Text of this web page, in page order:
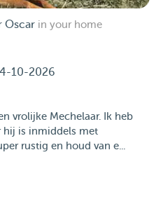
Oscar in your home
10-2026
vrolijke Mechelaar. Ik heb
hij is inmiddels met
rustig en houd van e...